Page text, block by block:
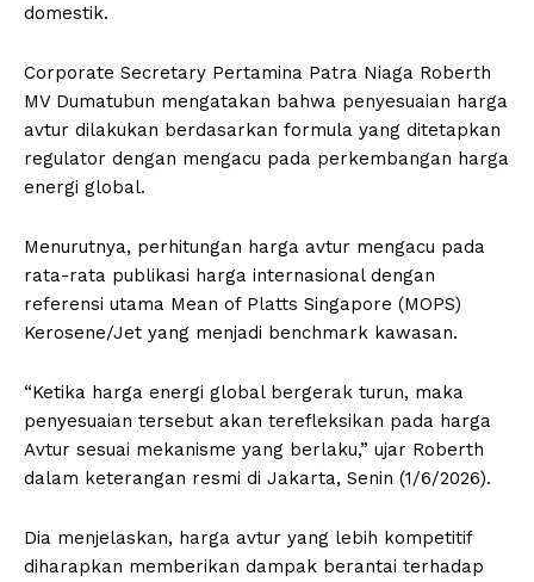
domestik.
Corporate Secretary Pertamina Patra Niaga Roberth
MV Dumatubun mengatakan bahwa penyesuaian harga
avtur dilakukan berdasarkan formula yang ditetapkan
regulator dengan mengacu pada perkembangan harga
energi global.
Menurutnya, perhitungan harga avtur mengacu pada
rata-rata publikasi harga internasional dengan
referensi utama Mean of Platts Singapore (MOPS)
Kerosene/Jet yang menjadi benchmark kawasan.
“Ketika harga energi global bergerak turun, maka
penyesuaian tersebut akan terefleksikan pada harga
Avtur sesuai mekanisme yang berlaku,” ujar Roberth
dalam keterangan resmi di Jakarta, Senin (1/6/2026).
Dia menjelaskan, harga avtur yang lebih kompetitif
diharapkan memberikan dampak berantai terhadap